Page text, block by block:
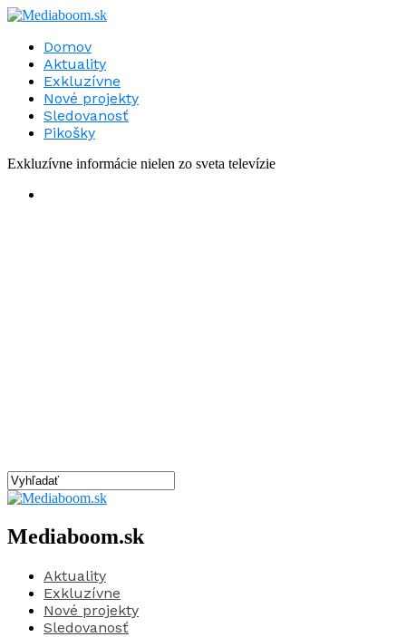
Domov
Aktuality
Exkluzívne
Nové projekty
Sledovanosť
Pikošky
Exkluzívne informácie nielen zo sveta televízie
Mediaboom.sk
Aktuality
Exkluzívne
Nové projekty
Sledovanosť